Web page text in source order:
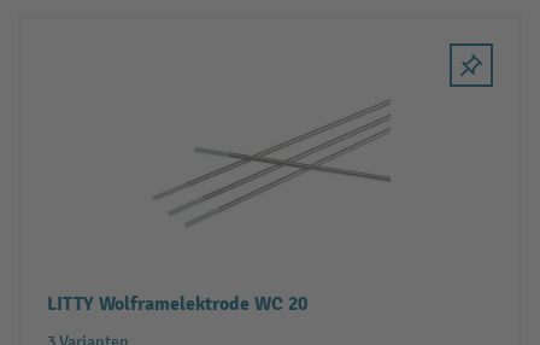
LITTY Wolframelektrode WC 20